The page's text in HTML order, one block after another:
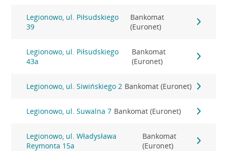
Legionowo, ul. Piłsudskiego
39
Bankomat
(Euronet)
Legionowo, ul. Piłsudskiego
43a
Bankomat
(Euronet)
Legionowo, ul. Siwińskiego 2 Bankomat (Euronet)
Legionowo, ul. Suwalna 7 Bankomat (Euronet)
Legionowo, ul. Władysława
Reymonta 15a
Bankomat
(Euronet)